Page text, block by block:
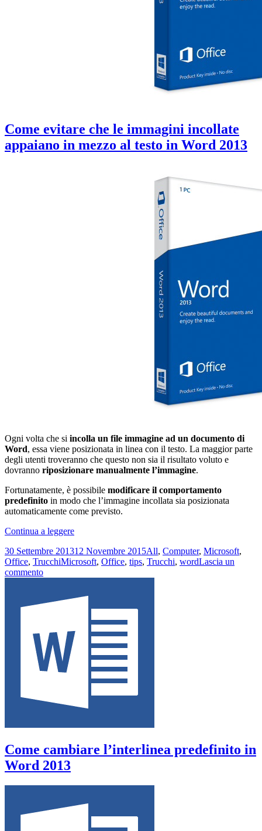
Come evitare che le immagini incollate
appaiano in mezzo al testo in Word 2013
Ogni volta che si incolla un file immagine ad un documento di
Word, essa viene posizionata in linea con il testo. La maggior parte
degli utenti troveranno che questo non sia il risultato voluto e
dovranno riposizionare manualmente l’immagine.
Fortunatamente, è possibile modificare il comportamento
predefinito in modo che l’immagine incollata sia posizionata
automaticamente come previsto.
Continua a leggereCome
che
le
appaiano
testo
Word
2013
Scritto
il
30 Settembre 201312 Novembre 2015Categorie
All, Computer, Microsoft,
Office, TrucchiTag
Microsoft, Office, tips, Trucchi, wordLascia un
commentosu
che
incollate
appaiano
in
mezzo
Come cambiare l’interlinea predefinito in
Word 2013